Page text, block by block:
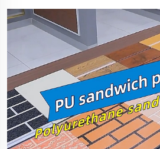
(pH-nötr çözümler) PVDF
katmanlarını koruduğunu öğrenin.